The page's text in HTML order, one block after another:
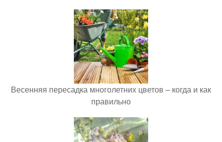
Весенняя пересадка многолетних цветов – когда и как
правильно